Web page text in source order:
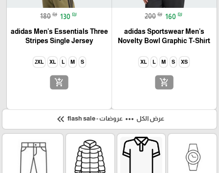
200 ₪ 160 ₪
adidas Sportswear Men's
Novelty Bowl Graphic T-Shirt
XS
S
M
L
XL
add_shopping_cart
180 ₪ 130 ₪
adidas Men's Essentials Three
Stripes Single Jersey
S
M
L
XL
2XL
add_shopping_cart
عرض الكل more_horiz عروضات - flash sale keyboard_double_arrow_left